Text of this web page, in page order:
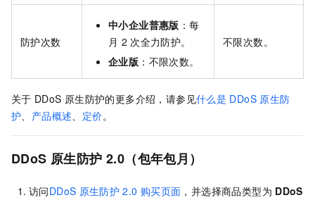
防护次数
中小企业普惠版 ：每
月 2 次全力防护。
企业版 ：不限次数。
不限次数。
关于 DDoS 原生防护的更多介绍，请参见什么是 DDoS 原生防
护、 产品概述、 定价。
DDoS 原生防护 2.0（包年包月）
访问DDoS 原生防护 2.0 购买页面 ，并选择商品类型为 DDoS